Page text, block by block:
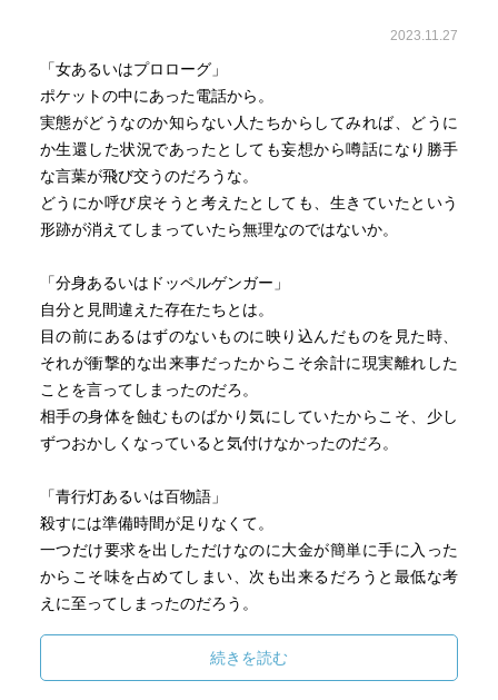
2023.11.27
「女あるいはプロローグ」
ポケットの中にあった電話から。
実態がどうなのか知らない人たちからしてみれば、どうに
か生還した状況であったとしても妄想から噂話になり勝手
な言葉が飛び交うのだろうな。
どうにか呼び戻そうと考えたとしても、生きていたという
形跡が消えてしまっていたら無理なのではないか。
「分身あるいはドッペルゲンガー」
自分と見間違えた存在たちとは。
目の前にあるはずのないものに映り込んだものを見た時、
それが衝撃的な出来事だったからこそ余計に現実離れした
ことを言ってしまったのだろ。
相手の身体を蝕むものばかり気にしていたからこそ、少し
ずつおかしくなっていると気付けなかったのだろ。
「青行灯あるいは百物語」
殺すには準備時間が足りなくて。
一つだけ要求を出しただけなのに大金が簡単に手に入った
からこそ味を占めてしまい、次も出来るだろうと最低な考
えに至ってしまったのだろう。
してしまった時はどうするつもりだったのだろう。
続きを読む